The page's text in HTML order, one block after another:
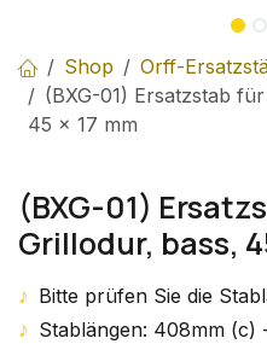
Shop
Orff-
(BXG-01) Ersatzstab
45 x 17 mm
(BXG-01)
Grillodur, bass,
♪ Bitte prüfen Sie die
♪ Stablängen: 408mm (c)